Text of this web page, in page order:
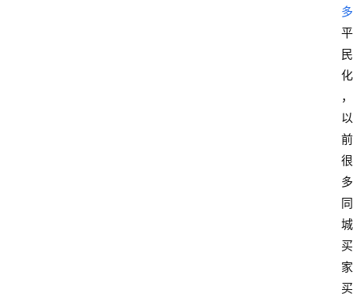
多
平
民
化
，
以
前
很
多
同
城
买
家
买